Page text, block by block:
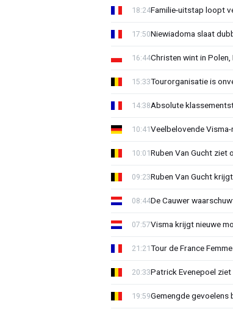
Familie-uitstap loopt
18:24
Niewiadoma slaat
17:50
Christen wint in
16:44
Tourorganisatie is
15:33
Absolute
14:38
Veelbelovende
10:41
Ruben Van Gucht ziet
10:01
Ruben Van Gucht
09:23
De Cauwer
08:44
Visma krijgt nieuwe
07:57
Tour de France
21:21
Patrick Evenepoel
20:33
Gemengde gevoelens
19:59